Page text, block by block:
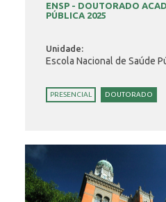
ENSP - DOUTORADO
PÚBLICA 2025
Unidade:
Escola Nacional de Saúde
PRESENCIAL DOUTORADO